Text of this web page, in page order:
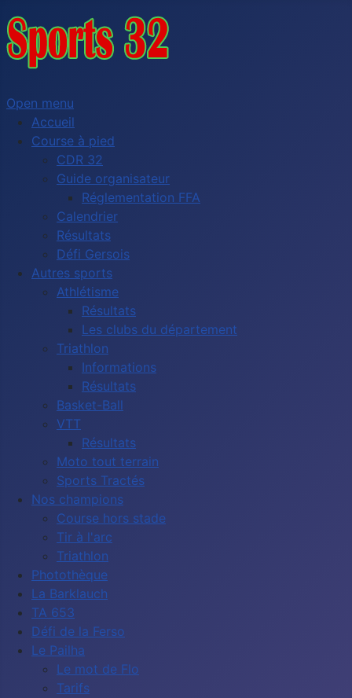
Open menu
Accueil
Course à pied
CDR 32
Guide organisateur
Réglementation FFA
Calendrier
Résultats
Défi Gersois
Autres sports
Athlétisme
Résultats
Les clubs du département
Triathlon
Informations
Résultats
Basket-Ball
VTT
Résultats
Moto tout terrain
Sports Tractés
Nos champions
Course hors stade
Tir à l'arc
Triathlon
Photothèque
La Barklauch
TA 653
Défi de la Ferso
Le Pailha
Le mot de Flo
Tarifs